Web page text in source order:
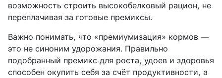
возможность строить высокобелковый рацион, не
переплачивая за готовые премиксы.
Важно понимать, что «премиумизация» кормов —
это не синоним удорожания. Правильно
подобранный премикс для роста, удоев и здоровья
способен окупить себя за счёт продуктивности, а